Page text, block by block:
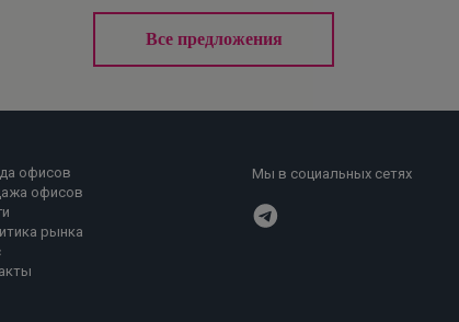
Все предложения
офисов
офисов
рынка
Мы в социальных сетях